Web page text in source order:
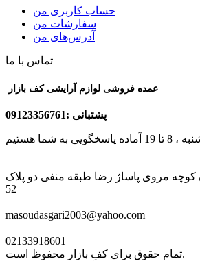
حساب کاربری من
سفارشات من
آدرس‌های من
تماس با ما
پشتبانی :09123356761
به شما هستیم
کوچه مروی پاساژ رضا طبقه منفی دو پلاک
52
masoudasgari2003@yahoo.com
02133918601
تمام حقوق برای کفِ بازار محفوظ است.